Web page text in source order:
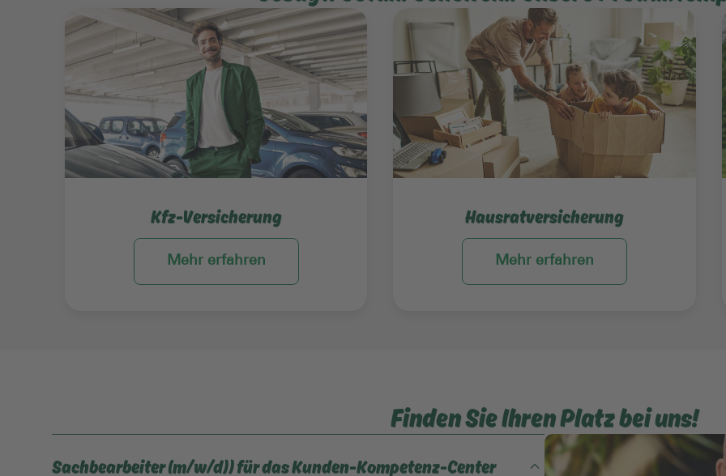
Kfz-Versicherung
Mehr erfahren
Mehr erfahren
Hausratversicherung
Mehr erfahren
Finden Sie Ihren Platz bei uns!
Sachbearbeiter (m/w/d)) für das Kunden-Kompetenz-Center